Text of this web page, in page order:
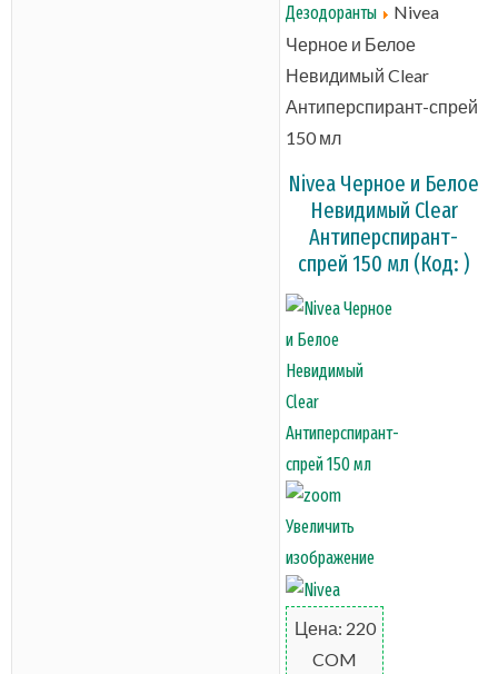
Дезодоранты
Nivea
Черное и Белое
Невидимый Clear
Антиперспирант-спрей
150 мл
Nivea Черное и Белое
Невидимый Clear
Антиперспирант-
спрей 150 мл (Код: )
Увеличить
изображение
Цена: 220
COM